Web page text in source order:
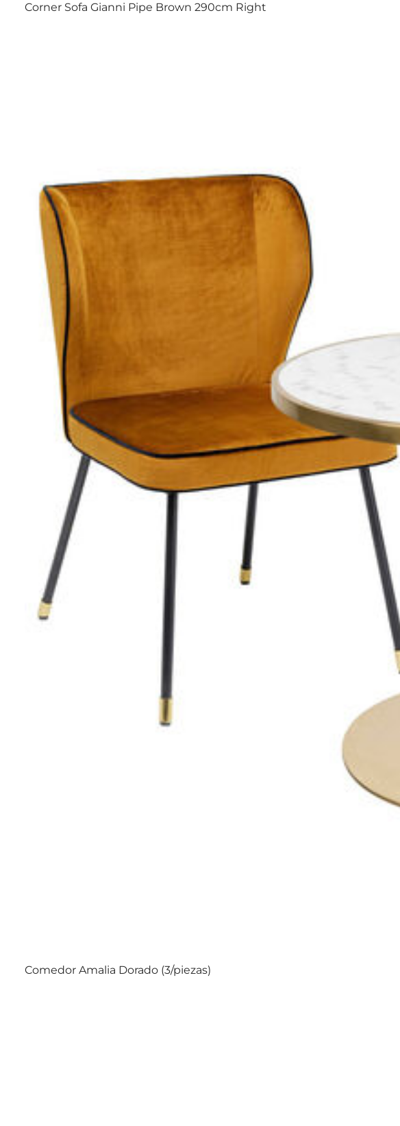
Corner Sofa Gianni Pipe Brown 290cm Right
Comedor Amalia Dorado (3/piezas)